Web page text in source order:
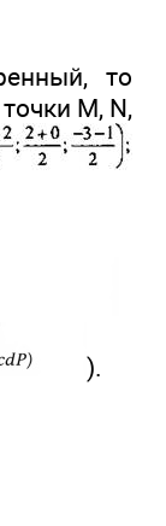
то
M, N,
).